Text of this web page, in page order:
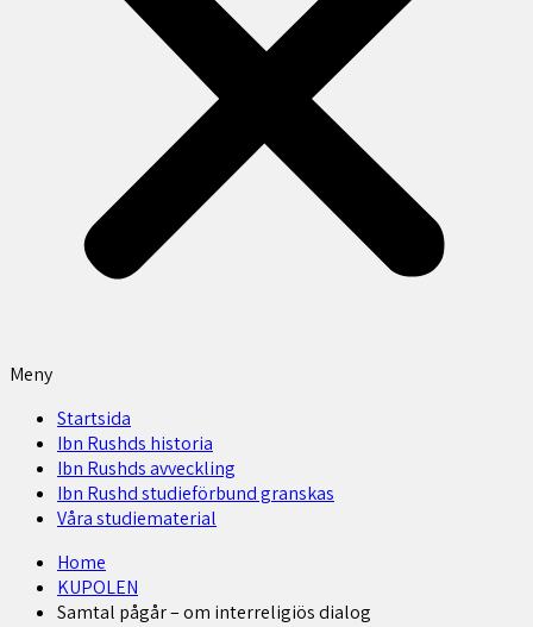
Meny
Startsida
Ibn Rushds historia
Ibn Rushds avveckling
Ibn Rushd studieförbund granskas​
Våra studiematerial
Home
KUPOLEN
Samtal pågår – om interreligiös dialog